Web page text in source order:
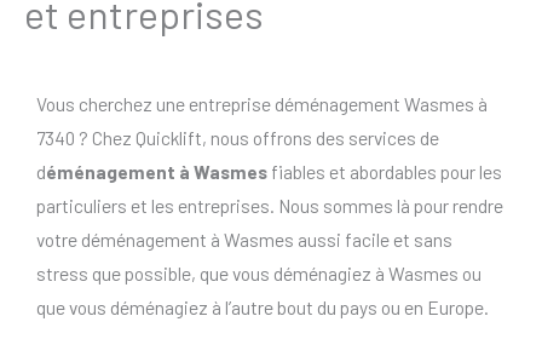
et entreprises
Vous cherchez une entreprise déménagement Wasmes à
7340 ? Chez Quicklift, nous offrons des services de
déménagement à Wasmes fiables et abordables pour les
particuliers et les entreprises. Nous sommes là pour rendre
votre déménagement à Wasmes aussi facile et sans
stress que possible, que vous déménagiez à Wasmes ou
que vous déménagiez à l’autre bout du pays ou en Europe.